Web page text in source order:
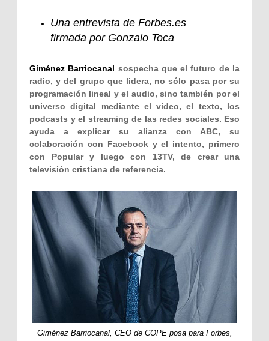
Una entrevista de Forbes.es
firmada por Gonzalo Toca
Giménez Barriocanal sospecha que el futuro de la
radio, y del grupo que lidera, no sólo pasa por su
programación lineal y el audio, sino también por el
universo digital mediante el vídeo, el texto, los
podcasts y el streaming de las redes sociales. Eso
ayuda a explicar su alianza con ABC, su
colaboración con Facebook y el intento, primero
con Popular y luego con 13TV, de crear una
televisión cristiana de referencia.
Giménez Barriocanal, CEO de COPE posa para Forbes,